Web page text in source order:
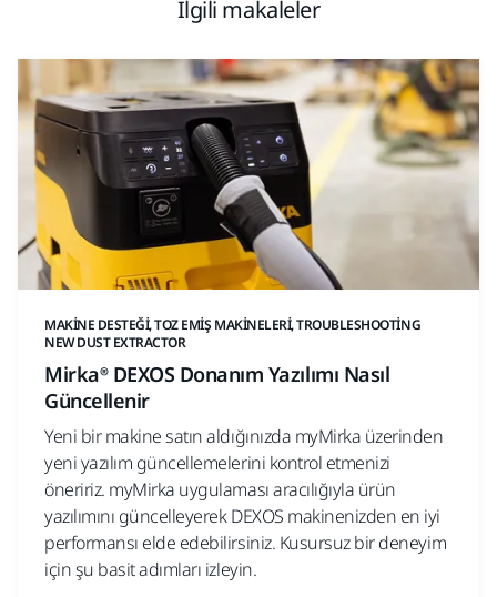
İlgili makaleler
MAKINE DESTEĞI, TOZ EMIŞ MAKINELERI, TROUBLESHOOTING
NEW DUST EXTRACTOR
Mirka® DEXOS Donanım Yazılımı Nasıl
Güncellenir
Yeni bir makine satın aldığınızda myMirka üzerinden
yeni yazılım güncellemelerini kontrol etmenizi
öneririz. myMirka uygulaması aracılığıyla ürün
yazılımını güncelleyerek DEXOS makinenizden en iyi
performansı elde edebilirsiniz. Kusursuz bir deneyim
için şu basit adımları izleyin.